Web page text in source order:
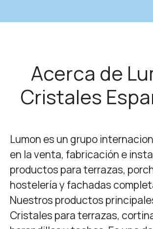
Acerca de
Cristales
Lumon es un grupo
en la venta, fabricación e
productos para terrazas,
hostelería y fachadas
Nuestros productos
Cristales para terrazas,